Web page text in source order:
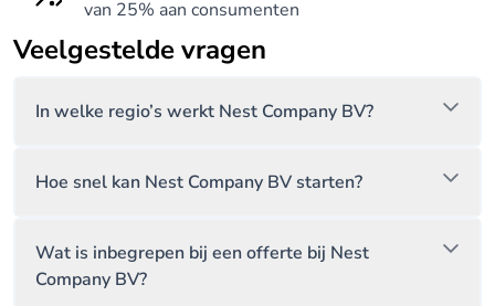
van 25% aan consumenten
Veelgestelde vragen
In welke regio’s werkt Nest Company BV?
Hoe snel kan Nest Company BV starten?
Wat is inbegrepen bij een offerte bij Nest
Company BV?